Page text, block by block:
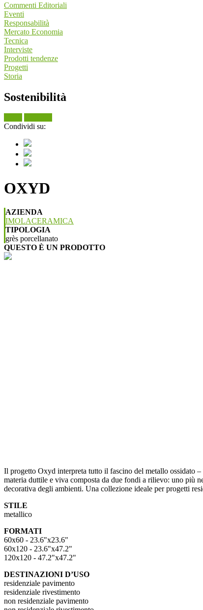
Commenti Editoriali
Eventi
Responsabilità
Mercato Economia
Tecnica
Interviste
Prodotti tendenze
Progetti
Storia
Sostenibilità
Condividi su:
OXYD
AZIENDA
IMOLACERAMICA
TIPOLOGIA
grès porcellanato
QUESTO È UN PRODOTTO
Il progetto Oxyd interpreta tutto il fascino del metallo ossidato
materia duttile e viva composta da due fondi a rilievo: uno più
decorativa degli ambienti. Una collezione ideale per progetti
STILE
metallico
FORMATI
60x60 - 23.6"x23.6"
60x120 - 23.6"x47.2"
120x120 - 47.2"x47.2"
DESTINAZIONI D’USO
residenziale pavimento
residenziale rivestimento
non residenziale pavimento